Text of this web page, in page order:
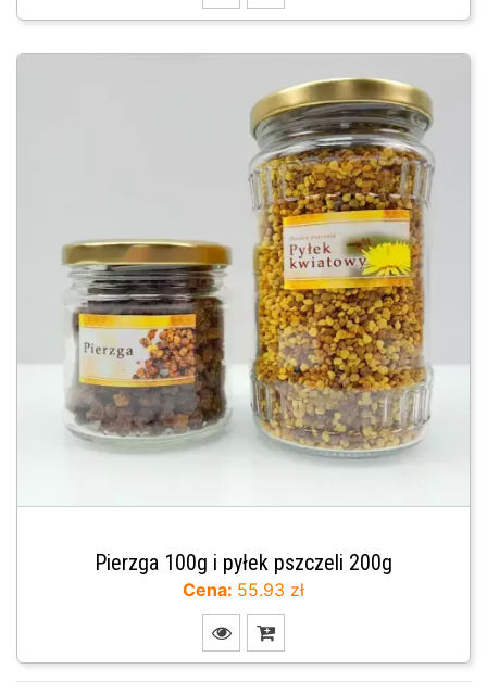
Pierzga 100g i pyłek pszczeli 200g
Cena: 55.93 zł